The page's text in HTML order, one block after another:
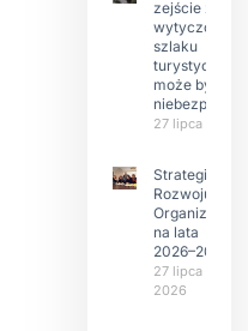
zejście z
wytyczonego
szlaku
może być
27 lipca 2026
Strategia
Rozwoju
Organizacji
na lata
2026–2029
27 lipca
2026